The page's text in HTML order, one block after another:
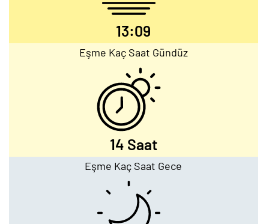
13:09
Eşme Kaç Saat Gündüz
14 Saat
Eşme Kaç Saat Gece